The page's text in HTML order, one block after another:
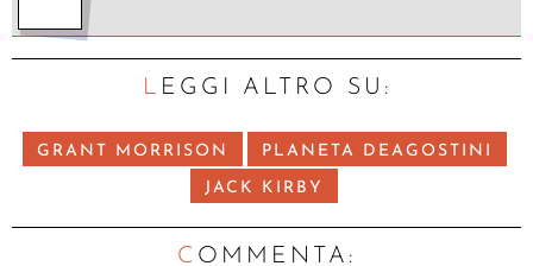
LEGGI ALTRO SU:
GRANT MORRISON PLANETA DEAGOSTINI
JACK KIRBY
C OMMENTA: